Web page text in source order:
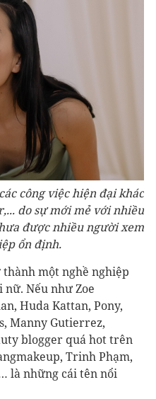
công việc hiện đại khác
do sự mới mẻ với nhiều
được nhiều người xem
ổn định.
một nghề nghiệp
Nếu như Zoe
Huda Kattan, Pony,
Manny Gutierrez,
blogger quá hot trên
Trinh Phạm,
là những cái tên nổi